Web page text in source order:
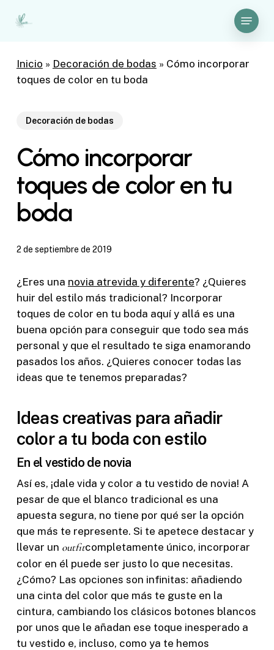
Menu
Inicio » Decoración de bodas » Cómo incorporar
toques de color en tu boda
Decoración de bodas
Cómo incorporar
toques de color en tu
boda
2 de septiembre de 2019
¿Eres una novia atrevida y diferente? ¿Quieres
huir del estilo más tradicional? Incorporar
toques de color en tu boda aquí y allá es una
buena opción para conseguir que todo sea más
personal y que el resultado te siga enamorando
pasados los años. ¿Quieres conocer todas las
ideas que te tenemos preparadas?
Ideas creativas para añadir
color a tu boda con estilo
En el vestido de novia
Así es, ¡dale vida y color a tu vestido de novia! A
pesar de que el blanco tradicional es una
apuesta segura, no tiene por qué ser la opción
que más te represente. Si te apetece destacar y
llevar un outfitcompletamente único, incorporar
color en él puede ser justo lo que necesitas.
¿Cómo? Las opciones son infinitas: añadiendo
una cinta del color que más te guste en la
cintura, cambiando los clásicos botones blancos
por unos que le añadan ese toque inesperado a
tu vestido e, incluso, como ya te hemos